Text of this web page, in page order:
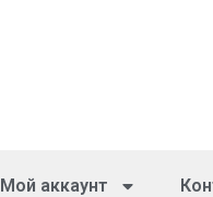
Мой аккаунт